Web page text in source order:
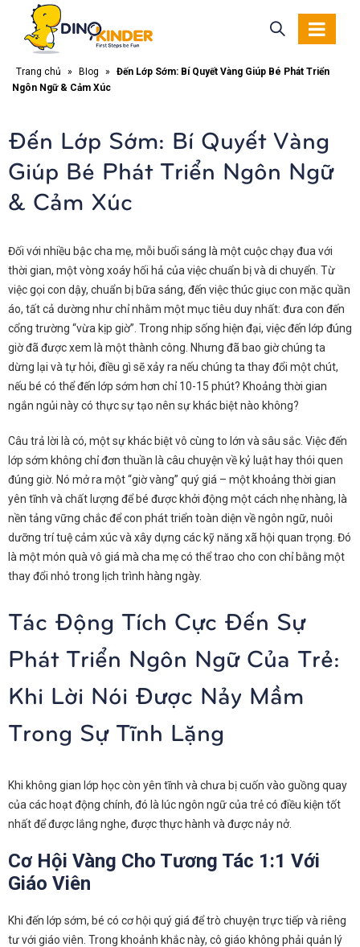
Trang chủ » Blog »
Đến Lớp Sớm: Bí Quyết Vàng Giúp Bé Phát Triển
Ngôn Ngữ & Cảm Xúc
Đến Lớp Sớm: Bí Quyết Vàng
Giúp Bé Phát Triển Ngôn Ngữ
& Cảm Xúc
Đối với nhiều bậc cha mẹ, mỗi buổi sáng là một cuộc chạy đua với
thời gian, một vòng xoáy hối hả của việc chuẩn bị và di chuyển. Từ
việc gọi con dậy, chuẩn bị bữa sáng, đến việc thúc giục con mặc quần
áo, tất cả dường như chỉ nhằm một mục tiêu duy nhất: đưa con đến
cổng trường “vừa kịp giờ”. Trong nhịp sống hiện đại, việc đến lớp đúng
giờ đã được xem là một thành công. Nhưng đã bao giờ chúng ta
dừng lại và tự hỏi, điều gì sẽ xảy ra nếu chúng ta thay đổi một chút,
nếu bé có thể đến lớp sớm hơn chỉ 10-15 phút? Khoảng thời gian
ngắn ngủi này có thực sự tạo nên sự khác biệt nào không?
Câu trả lời là có, một sự khác biệt vô cùng to lớn và sâu sắc. Việc đến
lớp sớm không chỉ đơn thuần là câu chuyện về kỷ luật hay thói quen
đúng giờ. Nó mở ra một “giờ vàng” quý giá – một khoảng thời gian
yên tĩnh và chất lượng để bé được khởi động một cách nhẹ nhàng, là
nền tảng vững chắc để con phát triển toàn diện về ngôn ngữ, nuôi
dưỡng trí tuệ cảm xúc và xây dựng các kỹ năng xã hội quan trọng. Đó
là một món quà vô giá mà cha mẹ có thể trao cho con chỉ bằng một
thay đổi nhỏ trong lịch trình hàng ngày.
Tác Động Tích Cực Đến Sự
Phát Triển Ngôn Ngữ Của Trẻ:
Khi Lời Nói Được Nảy Mầm
Trong Sự Tĩnh Lặng
Khi không gian lớp học còn yên tĩnh và chưa bị cuốn vào guồng quay
của các hoạt động chính, đó là lúc ngôn ngữ của trẻ có điều kiện tốt
nhất để được lắng nghe, được thực hành và được nảy nở.
Cơ Hội Vàng Cho Tương Tác 1:1 Với
Giáo Viên
Khi đến lớp sớm, bé có cơ hội quý giá để trò chuyện trực tiếp và riêng
tư với giáo viên. Trong khoảnh khắc này, cô giáo không phải quản lý